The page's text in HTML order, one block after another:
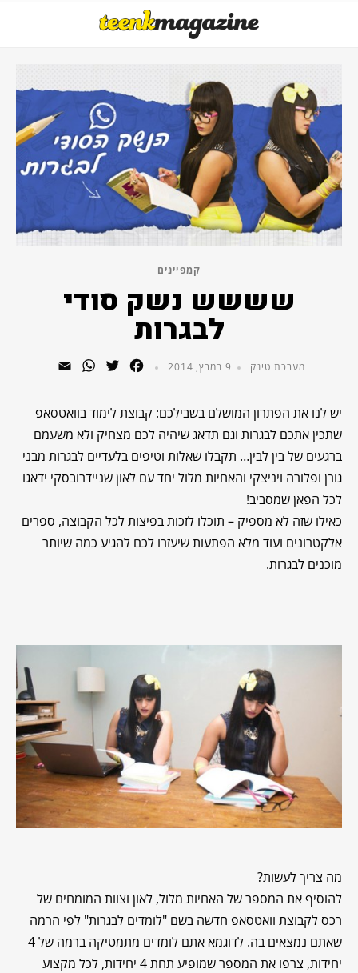
קמפיינים
שששש נשק סודי
לבגרות
מערכת טינק 9 במרץ, 2014 Facebook
Twitter
WhatsApp
יש לנו את הפתרון המושלם בשבילכם: קבוצת לימוד בוואטסאפ
שתכין אתכם לבגרות וגם תדאג שיהיה לכם מצחיק ולא משעמם
ברגעים של בין לבין… תקבלו שאלות וטיפים בלעדיים לבגרות מבני
גורן ופלורה ויניצקי והאחיות מלול יחד עם לאון שניידרובסקי ידאגו
לכל הפאן שמסביב!
כאילו שזה לא מספיק – תוכלו לזכות בפיצות לכל הקבוצה, ספרים
אלקטרונים ועוד מלא הפתעות שיעזרו לכם להגיע כמה שיותר
מוכנים לבגרות.
מה צריך לעשות?
להוסיף את המספר של האחיות מלול, לאון וצוות המומחים של
רכס לקבוצת וואטסאפ חדשה בשם "לומדים לבגרות" לפי הרמה
שאתם נמצאים בה.
לדוגמא אתם לומדים מתמטיקה ברמה של 4
יחידות, צרפו את המספר שמופיע תחת 4 יחידות, לכל מקצוע